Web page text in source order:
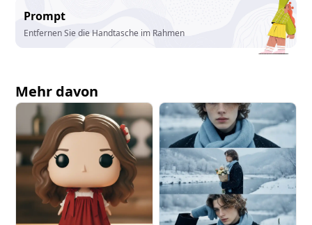
Prompt
Entfernen Sie die Handtasche im Rahmen
Mehr davon